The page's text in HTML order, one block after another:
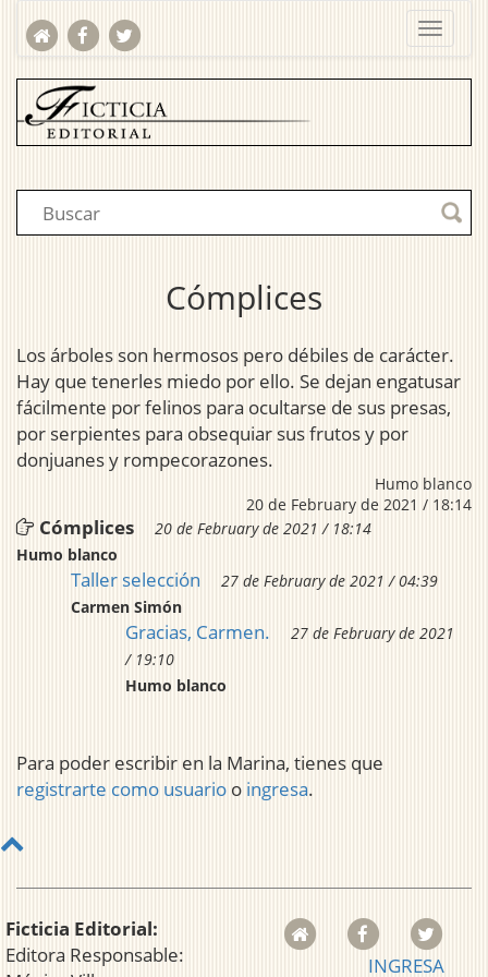
Cómplices
Los árboles son hermosos pero débiles de carácter.
Hay que tenerles miedo por ello. Se dejan engatusar
fácilmente por felinos para ocultarse de sus presas,
por serpientes para obsequiar sus frutos y por
donjuanes y rompecorazones.
Humo blanco
20 de February de 2021 / 18:14
Cómplices
20 de February de 2021 / 18:14
Humo blanco
Taller selección
27 de February de 2021 / 04:39
Carmen Simón
Gracias, Carmen.
27 de February de 2021
/ 19:10
Humo blanco
Para poder escribir en la Marina, tienes que
registrarte como usuario o ingresa.
Ficticia Editorial:
Editora Responsable:
INGRESA